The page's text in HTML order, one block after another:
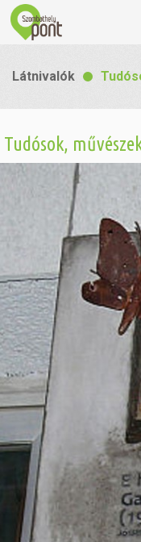
Látnivalók
Gasztronómia
Szállás
Sport
Szabadidő
Hasznos
Látnivalók
Tudósok,